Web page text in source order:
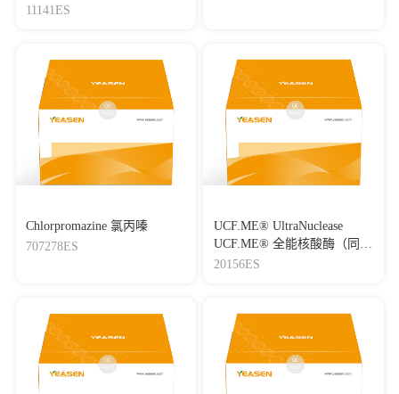
qPCR(gDNA digester plus)
11141ES
Chlorpromazine 氯丙嗪
707278ES
UCF.ME® UltraNuclease
UCF.ME® 全能核酸酶（同
Benzonase）
20156ES